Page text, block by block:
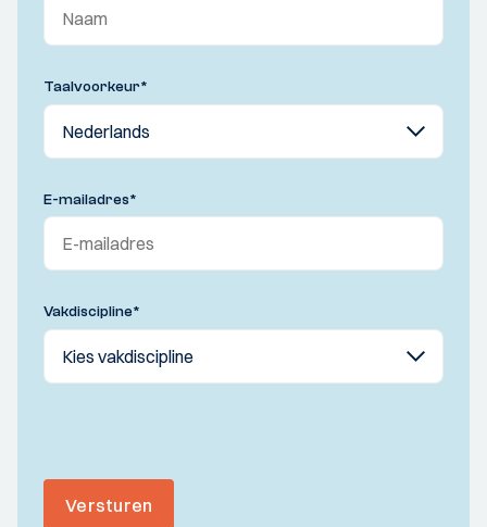
Taalvoorkeur*
E-mailadres*
Vakdiscipline*
Versturen